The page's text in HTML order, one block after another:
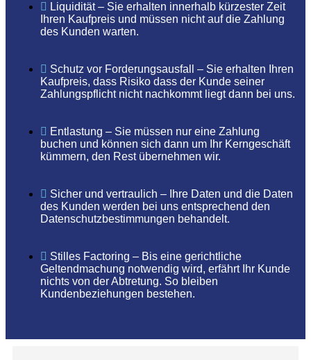
Liquidität – Sie erhalten innerhalb kürzester Zeit
Ihren Kaufpreis und müssen nicht auf die Zahlung
des Kunden warten.
Schutz vor Forderungsausfall – Sie erhalten Ihren
Kaufpreis, dass Risiko dass der Kunde seiner
Zahlungspflicht nicht nachkommt liegt dann bei uns.
Entlastung – Sie müssen nur eine Zahlung
buchen und können sich dann um Ihr Kerngeschäft
kümmern, den Rest übernehmen wir.
Sicher und vertraulich – Ihre Daten und die Daten
des Kunden werden bei uns entsprechend den
Datenschutzbestimmungen behandelt.
Stilles Factoring – Bis eine gerichtliche
Geltendmachung notwendig wird, erfährt Ihr Kunde
nichts von der Abtretung. So bleiben
Kundenbeziehungen bestehen.